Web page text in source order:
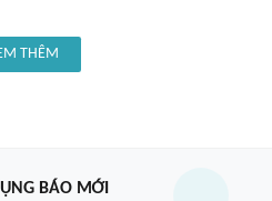
THÊM
BÁO MỚI